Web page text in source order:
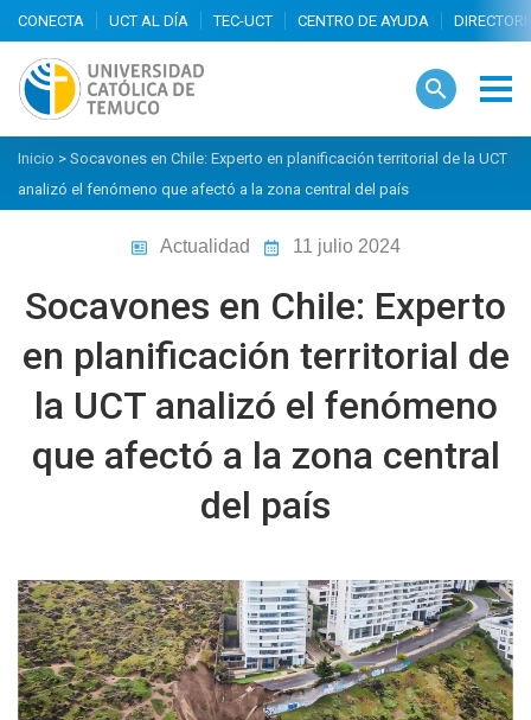
search
Inicio > Socavones en Chile: Experto en planificación territorial de la UCT
analizó el fenómeno que afectó a la zona central del país
Actualidad 11 julio 2024
Socavones en Chile: Experto
en planificación territorial de
la UCT analizó el fenómeno
que afectó a la zona central
del país